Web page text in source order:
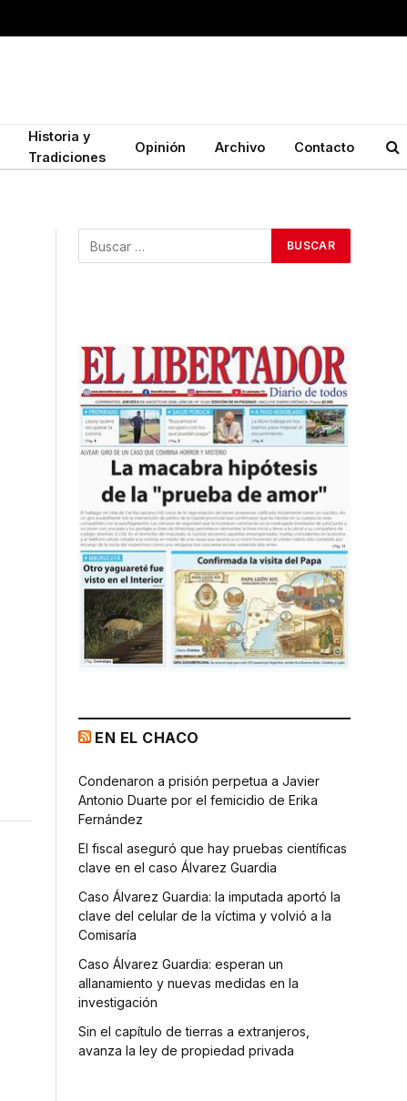
Historia y
Tradiciones
Opinión Archivo Contacto
EN EL CHACO
Condenaron a prisión perpetua a Javier
Antonio Duarte por el femicidio de Erika
Fernández
El fiscal aseguró que hay pruebas científicas
clave en el caso Álvarez Guardia
Caso Álvarez Guardia: la imputada aportó la
clave del celular de la víctima y volvió a la
Comisaría
Caso Álvarez Guardia: esperan un
allanamiento y nuevas medidas en la
investigación
Sin el capítulo de tierras a extranjeros,
avanza la ley de propiedad privada